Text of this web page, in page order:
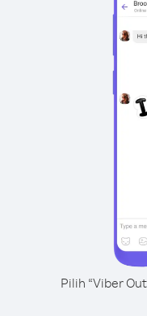
Pilih “Viber